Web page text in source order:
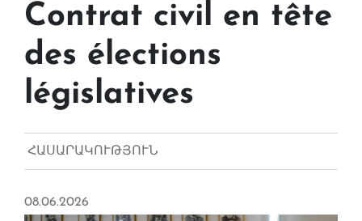
Contrat civil en tête
des élections
législatives
ՀԱՍԱՐԱԿՈՒԹՅՈՒՆ
08.06.2026